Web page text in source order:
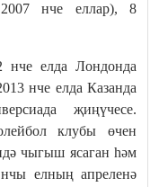
нче еллар), 8
нче елда Лондонда
нче елда Казанда
җиңүчесе.
клубы өчен
чыгыш ясаган һәм
елның апреленә